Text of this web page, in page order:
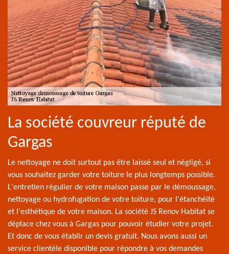
La société couvreur réputé de
Gargas
Le nettoyage ne doit surtout pas être laissé seul et négligé, si
vous souhaitez garder votre toiture le plus longtemps possible.
L'entretien régulier de votre maison passe par le démoussage,
nettoyage ou hydrofugation de votre toiture, pour l'étanchéité
et l'esthétique de votre maison. La société JS Renov Habitat se
déplace chez vous à Gargas pour pouvoir étudier votre projet.
Et donc de vous établir un devis gratuit. Nous avons aussi un
service clientèle disponible pour répondre à vos demandes